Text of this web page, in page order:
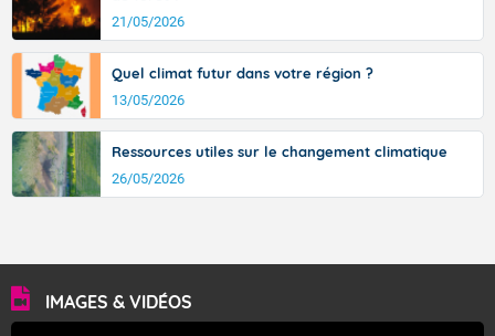
21/05/2026
Quel climat futur dans votre région ?
13/05/2026
Ressources utiles sur le changement climatique
26/05/2026
IMAGES & VIDÉOS